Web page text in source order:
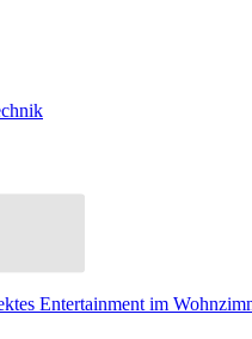
Entertainment im